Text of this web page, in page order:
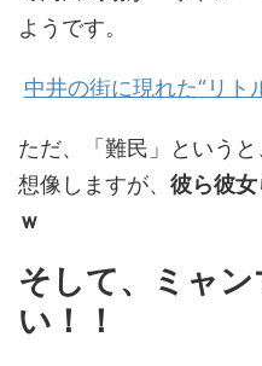
ようです。
中井の街に現れた“リト
ただ、「難民」という
想像しますが、 彼ら彼
ｗ
そして、ミャ
い！！